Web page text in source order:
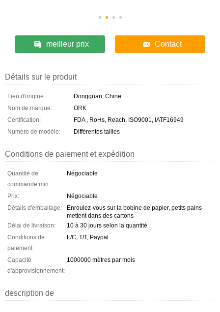
meilleur prix Contact
Détails sur le produit
Lieu d'origine:
Dongguan, Chine
Nom de marque:
ORK
Certification:
FDA , RoHs, Reach, ISO9001, IATF16949
Numéro de modèle:
Différentes tailles
Conditions de paiement et expédition
Quantité de
commande min:
Négociable
Prix:
Négociable
Détails d'emballage:
Enroulez-vous sur la bobine de papier, petits pains
mettent dans des cartons
Délai de livraison:
10 à 30 jours selon la quantité
Conditions de
paiement:
L/C, T/T, Paypal
Capacité
d'approvisionnement:
1000000 mètres par mois
description de